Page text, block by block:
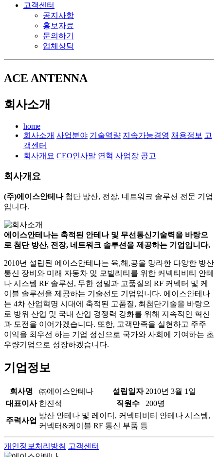
고객센터
공지사항
홍보자료
문의하기
업체상담
ACE ANTENNA
회사소개
home
회사소개 사업분야 기술역량 지속가능경영 채용정보 고
객센터
회사개요 CEO인사말 연혁 사업장 공고
회사개요
(주)에이스안테나첨단 방산, 전장, 네트워크 솔루션 전문 기업
입니다.
에이스안테나는 축적된 안테나 및 무선통신기술력을 바탕으
로 첨단 방산, 전장, 네트워크 솔루션을 제공하는 기업입니다.
2010년 설립된 에이스안테나는 육,해,공을 망라한 다양한 방산
통신 장비와 미래 자동차 및 모빌리티를 위한 커넥티비티 안테
나 시스템 RF 솔루션, 무한 정밀과 고품질의 RF 커넥터 및 케
이블 솔루션을 제공하는 기술선도 기업입니다. 에이스안테나
는 4차 산업혁명 시대에 축적된 고품질, 최첨단기술을 바탕으
로 방위 산업 및 국내 산업 경쟁력 강화를 위해 지속적인 혁신
과 도전을 이어가겠습니다. 또한, 고객만족을 실현하고 주주
이익을 최우선 하는 기업 정신으로 국가와 사회에 기여하는 초
우량기업으로 성장하겠습니다.
기업정보
회사명 ㈜에이스안테나 설립일자 2010년 3월 1일
대표이사 한진석 직원수 200명
주력사업
방산 안테나 및 레이더, 커넥티비티 안테나 시스템,
커넥터&케이블 RF 통신 부품 등
개인정보처리방침 고객센터